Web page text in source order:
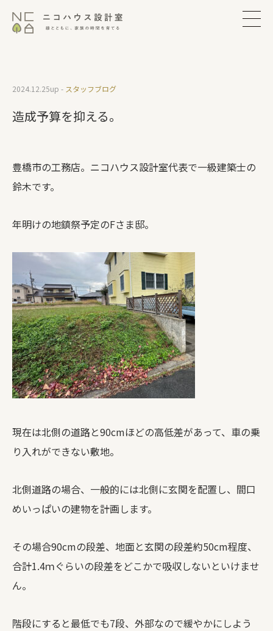
造成予算を抑える。
2024.12.25up - スタッフブログ
豊橋市の工務店。ニコハウス設計室代表で一級建築士の
鈴木です。
年明けの地鎮祭予定のFさま邸。
現在は北側の道路と90cmほどの高低差があって、車の乗
り入れができない敷地。
北側道路の場合、一般的には北側に玄関を配置し、間口
めいっぱいの建物を計画します。
その場合90cmの段差、地面と玄関の段差約50cm程度、
合計1.4ｍぐらいの段差をどこかで吸収しないといけませ
ん。
階段にすると最低でも7段、外部なので緩やかにしよう